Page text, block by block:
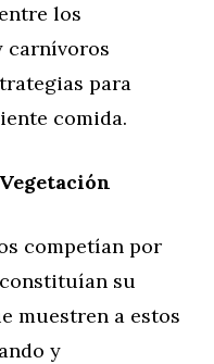
los
carnívoros
para
comida.
competían por
su
muestren a estos
y